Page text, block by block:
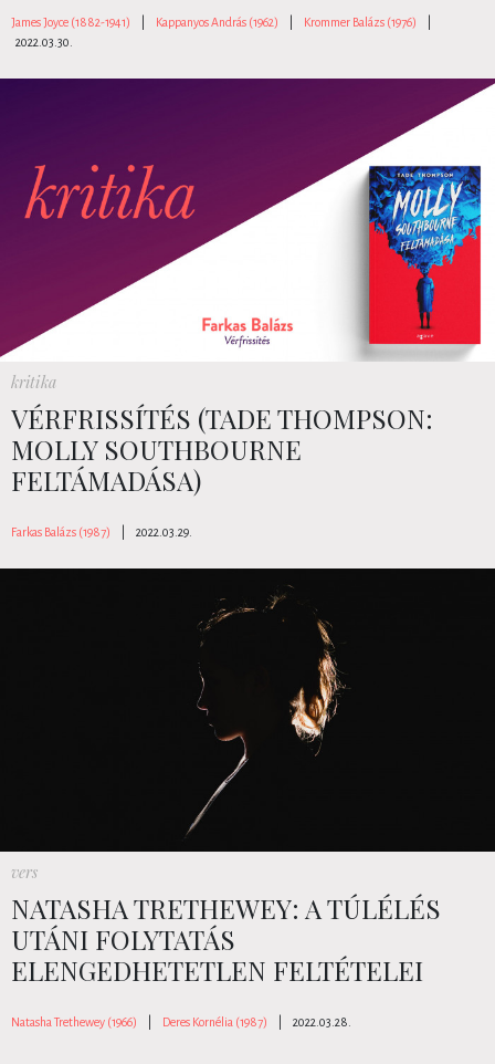
James Joyce (1882-1941) Kappanyos András (1962) Krommer Balázs (1976)
2022.03.30.
kritika
VÉRFRISSÍTÉS (TADE THOMPSON:
MOLLY SOUTHBOURNE
FELTÁMADÁSA)
Farkas Balázs (1987) 2022.03.29.
vers
NATASHA TRETHEWEY: A TÚLÉLÉS
UTÁNI FOLYTATÁS
ELENGEDHETETLEN FELTÉTELEI
Natasha Trethewey (1966) Deres Kornélia (1987) 2022.03.28.